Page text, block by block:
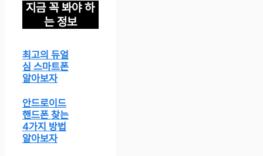
지금 꼭 봐야 하
는 정보
최고의 듀얼
심 스마트폰
알아보자
안드로이드
핸드폰 찾는
4가지 방법
알아보자